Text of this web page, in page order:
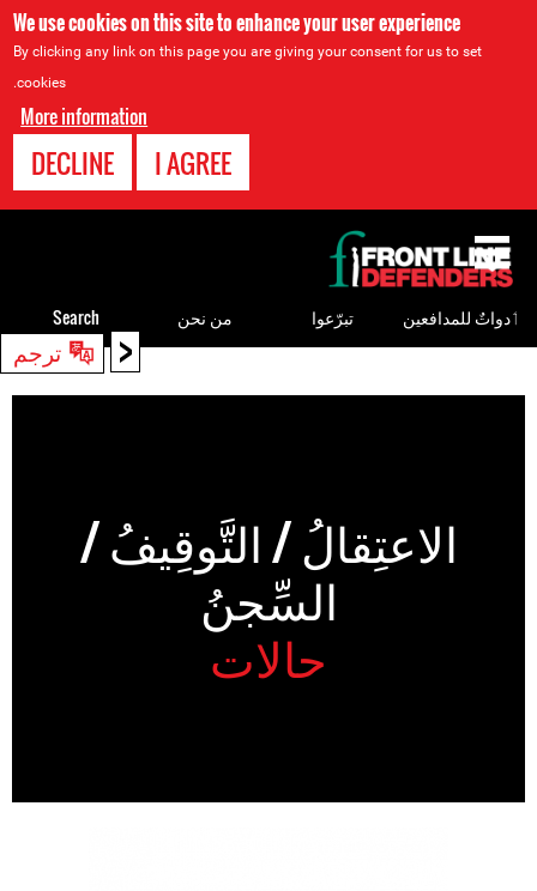
We use cookies on this site to enhance your user experience
By clicking any link on this page you are giving your consent for us to set
cookies.
More information
I AGREE
DECLINE
< ترجم
to
الاعتِقالُ / التَّوقِيفُ /
السِّجنُ
حالات
to
top
ٲدواتٌ للمدافعين تبرّعوا من نحن Search